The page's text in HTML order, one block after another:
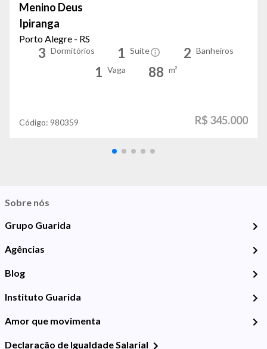
Menino Deus
Ipiranga
Porto Alegre - RS
3 Dormitórios 1 Suíte 2 Banheiros
1 Vaga 88 m²
Código: 980359 R$ 345.000
Sobre nós
Grupo Guarida
Agências
Blog
Instituto Guarida
Amor que movimenta
Declaração de Igualdade Salarial